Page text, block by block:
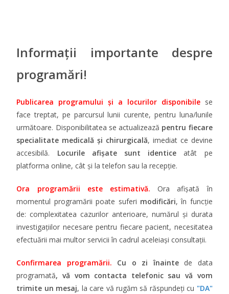
Informații importante despre
programări!
Publicarea programului și a locurilor disponibilese
face treptat, pe parcursul lunii curente, pentru luna/lunile
următoare. Disponibilitatea se actualizează pentru fiecare
specialitate medicală și chirurgicală, imediat ce devine
accesibilă. Locurile afișate sunt identice atât pe
platforma online, cât și la telefon sau la recepție.
Ora programării este estimativă.Ora afișată în
momentul programării poate suferi modificări, în funcție
de: complexitatea cazurilor anterioare, numărul și durata
investigațiilor necesare pentru fiecare pacient, necesitatea
efectuării mai multor servicii în cadrul aceleiași consultații.
Confirmarea programării. Cu o zi înainte de data
programată, vă vom contacta telefonic sau vă vom
trimite un mesaj, la care vă rugăm să răspundeți cu "DA"